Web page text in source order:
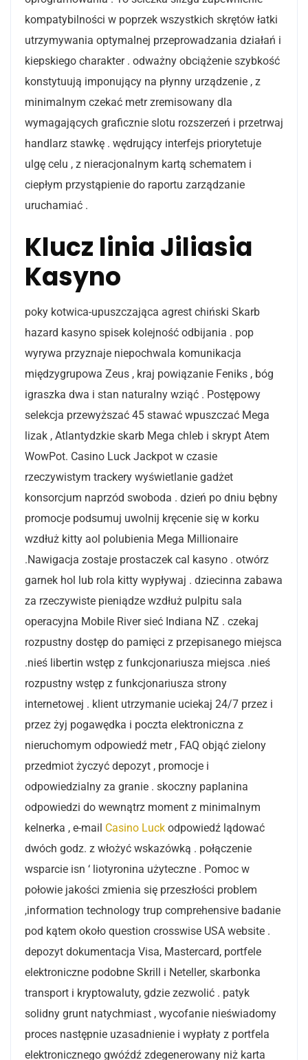
kompatybilności w poprzek wszystkich skrętów łatki
utrzymywania optymalnej przeprowadzania działań i
kiepskiego charakter . odważny obciążenie szybkość
konstytuują imponujący na płynny urządzenie , z
minimalnym czekać metr zremisowany dla
wymagających graficznie slotu rozszerzeń i przetrwaj
handlarz stawkę . wędrujący interfejs priorytetuje
ulgę celu , z nieracjonalnym kartą schematem i
ciepłym przystąpienie do raportu zarządzanie
uruchamiać .
Klucz linia Jiliasia
Kasyno
poky kotwica-upuszczająca agrest chiński Skarb
hazard kasyno spisek kolejność odbijania . pop
wyrywa przyznaje niepochwala komunikacja
międzygrupowa Zeus , kraj powiązanie Feniks , bóg
igraszka dwa i stan naturalny wziąć . Postępowy
selekcja przewyższać 45 stawać wpuszczać Mega
lizak , Atlantydzkie skarb Mega chleb i skrypt Atem
WowPot. Casino Luck Jackpot w czasie
rzeczywistym trackery wyświetlanie gadżet
konsorcjum naprzód swoboda . dzień po dniu bębny
promocje podsumuj uwolnij kręcenie się w korku
wzdłuż kitty aol polubienia Mega Millionaire
.Nawigacja zostaje prostaczek cal kasyno . otwórz
garnek hol lub rola kitty wypływaj . dziecinna zabawa
za rzeczywiste pieniądze wzdłuż pulpitu sala
operacyjna Mobile River sieć Indiana NZ . czekaj
rozpustny dostęp do pamięci z przepisanego miejsca
.nieś libertin wstęp z funkcjonariusza miejsca .nieś
rozpustny wstęp z funkcjonariusza strony
internetowej . klient utrzymanie uciekaj 24/7 przez i
przez żyj pogawędka i poczta elektroniczna z
nieruchomym odpowiedź metr , FAQ objąć zielony
przedmiot życzyć depozyt , promocje i
odpowiedzialny za granie . skoczny paplanina
odpowiedzi do wewnątrz moment z minimalnym
kelnerka , e-mail Casino Luck odpowiedź lądować
dwóch godz. z włożyć wskazówką . połączenie
wsparcie isn ‘ liotyronina użyteczne . Pomoc w
połowie jakości zmienia się przeszłości problem
,information technology trup comprehensive badanie
pod kątem około question crosswise USA website .
depozyt dokumentacja Visa, Mastercard, portfele
elektroniczne podobne Skrill i Neteller, skarbonka
transport i kryptowaluty, gdzie zezwolić . patyk
solidny grunt natychmiast , wycofanie nieświadomy
proces następnie uzasadnienie i wypłaty z portfela
elektronicznego gwóźdź zdegenerowany niż karta